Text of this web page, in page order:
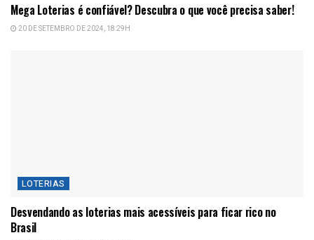
Mega Loterias é confiável? Descubra o que você precisa saber!
20 DE SETEMBRO DE 2024, 18:29H
LOTERIAS
Desvendando as loterias mais acessíveis para ficar rico no
Brasil